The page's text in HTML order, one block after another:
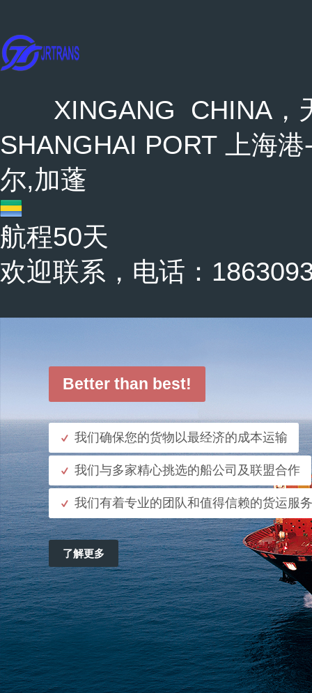
XINGANG CHINA，天
SHANGHAI PORT 上海
尔,加蓬
航程50天
欢迎联系，电话：
Better than best!
我们确保您的货物以最经济的成本运输
我们与多家精心挑选的船公司及联盟合作
我们有着专业的团队和值得信赖的货运服务
了解更多